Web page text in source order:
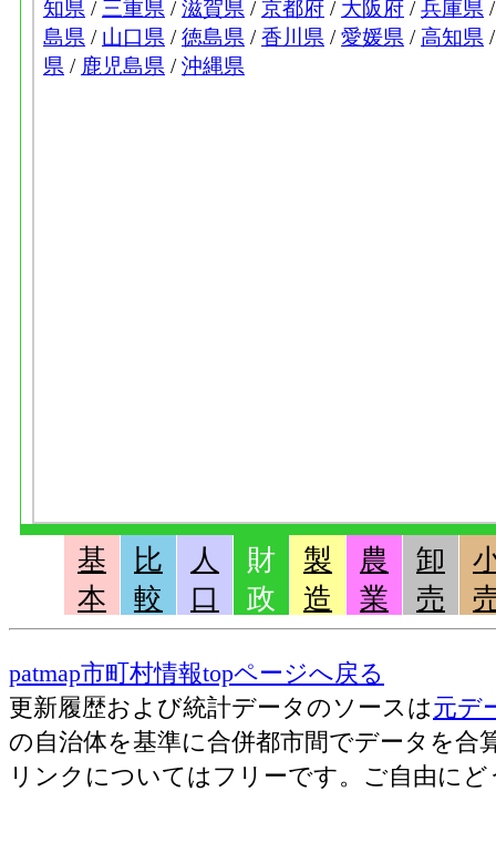
基
本
比
較
人
口
財
政
製
造
農
業
卸
売
patmap市町村情報topページへ戻る
更新履歴および統計データのソースは元デ
の自治体を基準に合併都市間でデータを合
リンクについてはフリーです。ご自由にど